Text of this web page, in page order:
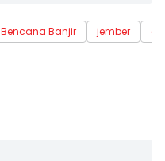
Bencana Banjir jember